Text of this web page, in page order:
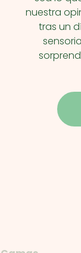
nuestra
tras un